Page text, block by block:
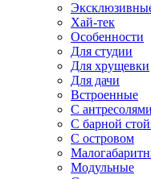
Хай-тек
Особенности
Для студии
Для хрущевки
Для дачи
Встроенные
С антресолями
С барной
С островом
Модульные